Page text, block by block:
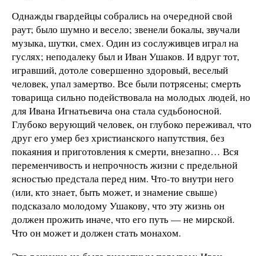
Однажды гвардейцы собрались на очередной свой
раут; было шумно и весело; звенели бокалы, звучали
музыка, шутки, смех. Один из сослуживцев играл на
гуслях; неподалеку был и Иван Ушаков. И вдруг тот,
игравший, дотоле совершенно здоровый, веселый
человек, упал замертво. Все были потрясены; смерть
товарища сильно подействовала на молодых людей, но
для Ивана Игнатьевича она стала судьбоносной.
Глубоко верующий человек, он глубоко переживал, что
друг его умер без христианского напутствия, без
покаяния и приготовления к смерти, внезапно… Вся
переменчивость и непрочность жизни с предельной
ясностью предстала перед ним. Что-то внутри него
(или, кто знает, быть может, и знамение свыше)
подсказало молодому Ушакову, что эту жизнь он
должен прожить иначе, что его путь — не мирской.
Что он может и должен стать монахом.